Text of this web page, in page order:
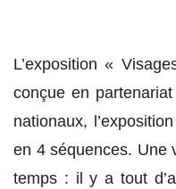
L’exposition «
conçue en
nationaux,
en 4 séquences. Une
temps : il y a tout